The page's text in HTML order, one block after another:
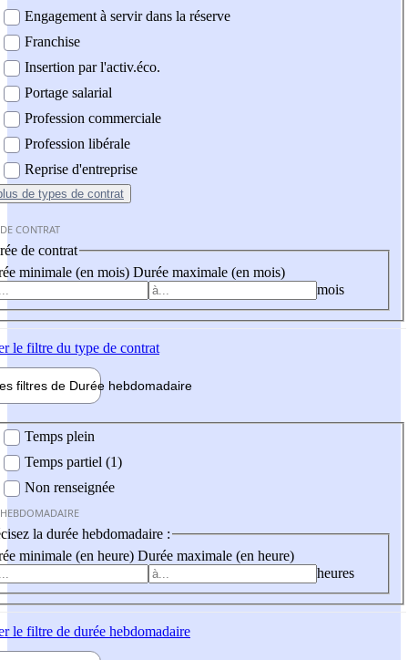
Engagement à servir dans la réserve
Franchise
Insertion par l'activ.éco.
Portage salarial
Profession commerciale
Profession libérale
Reprise d'entreprise
de types de contrat
CONTRAT
de contrat
minimale (en mois) Durée maximale (en mois)
mois
le filtre du type de contrat
filtres de Durée hebdomadaire
Temps plein
Temps partiel (1)
Non renseignée
la durée hebdomadaire :
minimale (en heure) Durée maximale (en heure)
heures
le filtre de durée hebdomadaire